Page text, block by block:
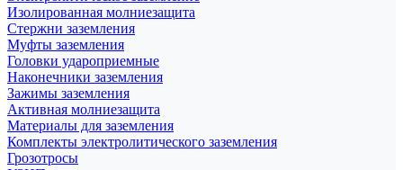
Изолированная молниезащита
Стержни заземления
Муфты заземления
Головки удароприемные
Наконечники заземления
Зажимы заземления
Активная молниезащита
Материалы для заземления
Комплекты электролитического заземления
Грозотросы